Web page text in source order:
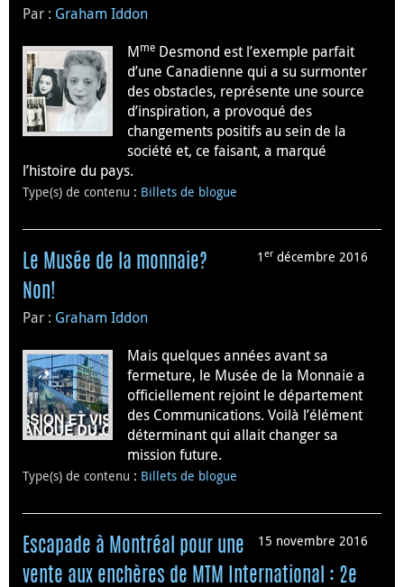
Par : Graham Iddon
Mme Desmond est l’exemple parfait
d’une Canadienne qui a su surmonter
des obstacles, représente une source
d’inspiration, a provoqué des
changements positifs au sein de la
société et, ce faisant, a marqué
l’histoire du pays.
Type(s) de contenu : Billets de blogue
1 er décembre 2016
Le Musée de la monnaie?
Non!
Par : Graham Iddon
Mais quelques années avant sa
fermeture, le Musée de la Monnaie a
officiellement rejoint le département
des Communications. Voilà l’élément
déterminant qui allait changer sa
mission future.
Type(s) de contenu : Billets de blogue
15 novembre 2016
Escapade à Montréal pour une
vente aux enchères de MTM International : 2e